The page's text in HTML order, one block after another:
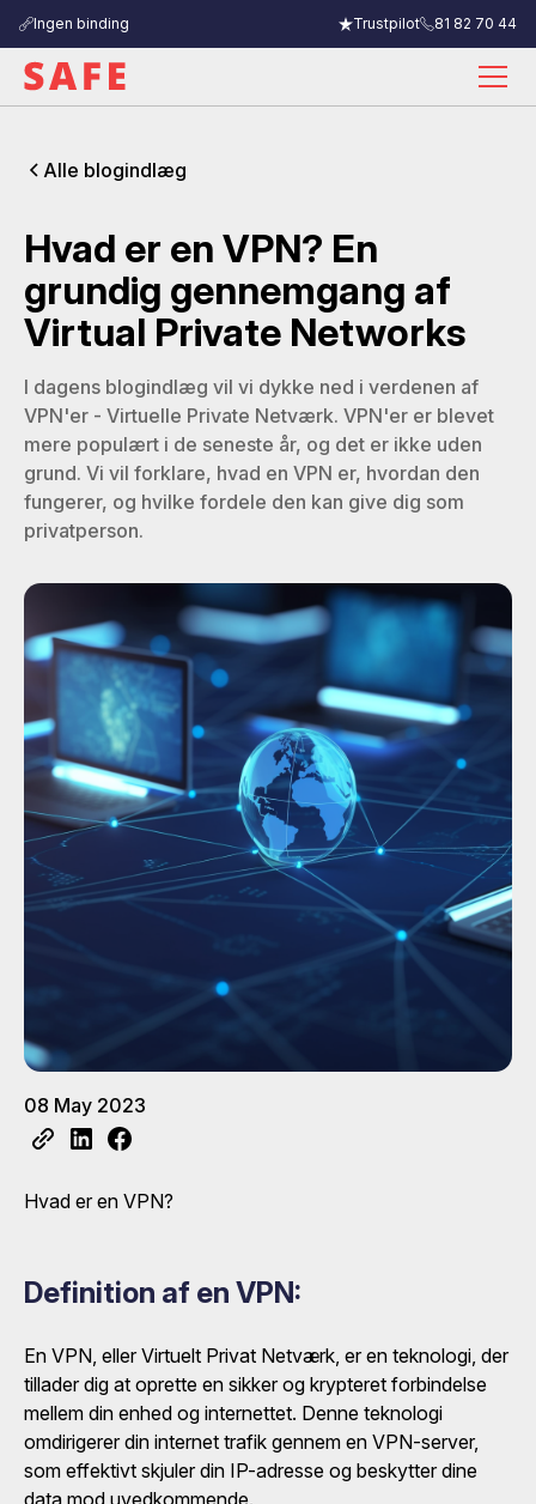
Ingen binding Trustpilot 81 82 70 44
Alle blogindlæg
Hvad er en VPN? En
grundig gennemgang af
Virtual Private Networks
I dagens blogindlæg vil vi dykke ned i verdenen af
VPN'er - Virtuelle Private Netværk. VPN'er er blevet
mere populært i de seneste år, og det er ikke uden
grund. Vi vil forklare, hvad en VPN er, hvordan den
fungerer, og hvilke fordele den kan give dig som
privatperson.
08 May 2023
Hvad er en VPN?
Definition af en VPN:
En VPN, eller Virtuelt Privat Netværk, er en teknologi, der
tillader dig at oprette en sikker og krypteret forbindelse
mellem din enhed og internettet. Denne teknologi
omdirigerer din internet trafik gennem en VPN-server,
som effektivt skjuler din IP-adresse og beskytter dine
data mod uvedkommende.